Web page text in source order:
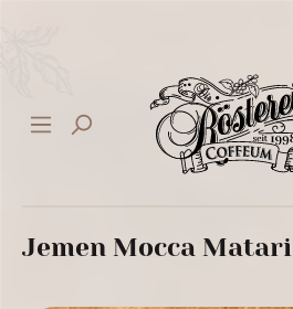
Jemen Mocca Matari